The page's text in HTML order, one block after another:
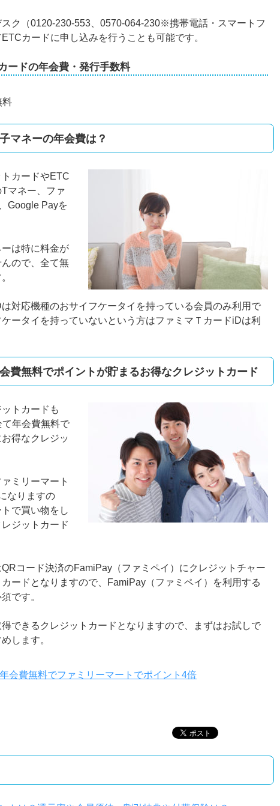
ク（0120-230-553、0570-064-230※携帯電話・スマートフ
カードに申し込みを行うことも可能です。
ードの年会費・発行手数料
料
マネーの年会費は？
カードやETC
マネー、ファ
Google Payを
は特に料金が
ので、全て無
対応機種のおサイフケータイを持っている会員のみ利用で
ータイを持っていないという方はファミマＴカードiDは利
費無料でポイントが貯まるお得なクレジットカード
トカードも
年会費無料で
得なクレジッ
ミリーマート
なりますの
で買い物をし
ジットカード
コード決済のFamiPay（ファミペイ）にクレジットチャー
ードとなりますので、FamiPay（ファミペイ）を利用する
です。
できるクレジットカードとなりますので、まずはお試しで
します。
会費無料でファミリーマートでポイント4倍